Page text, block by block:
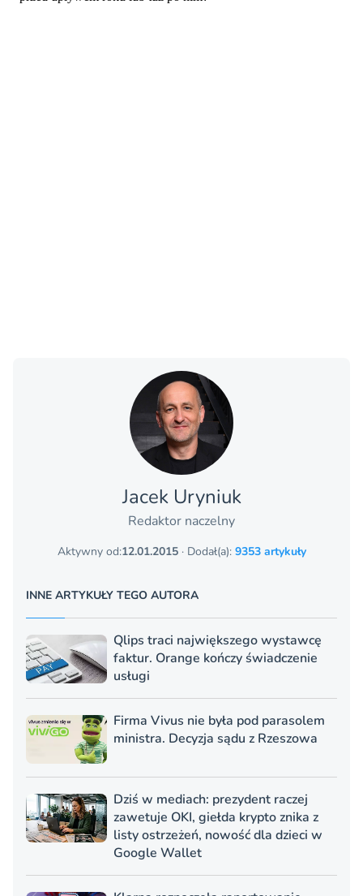
Jacek Uryniuk
Redaktor naczelny
Aktywny od:12.01.2015· Dodał(a): 9353 artykuły
INNE ARTYKUŁY TEGO AUTORA
Qlips traci największego wystawcę
faktur. Orange kończy świadczenie
usługi
Firma Vivus nie była pod parasolem
ministra. Decyzja sądu z Rzeszowa
Dziś w mediach: prezydent raczej
zawetuje OKI, giełda krypto znika z
listy ostrzeżeń, nowość dla dzieci w
Google Wallet